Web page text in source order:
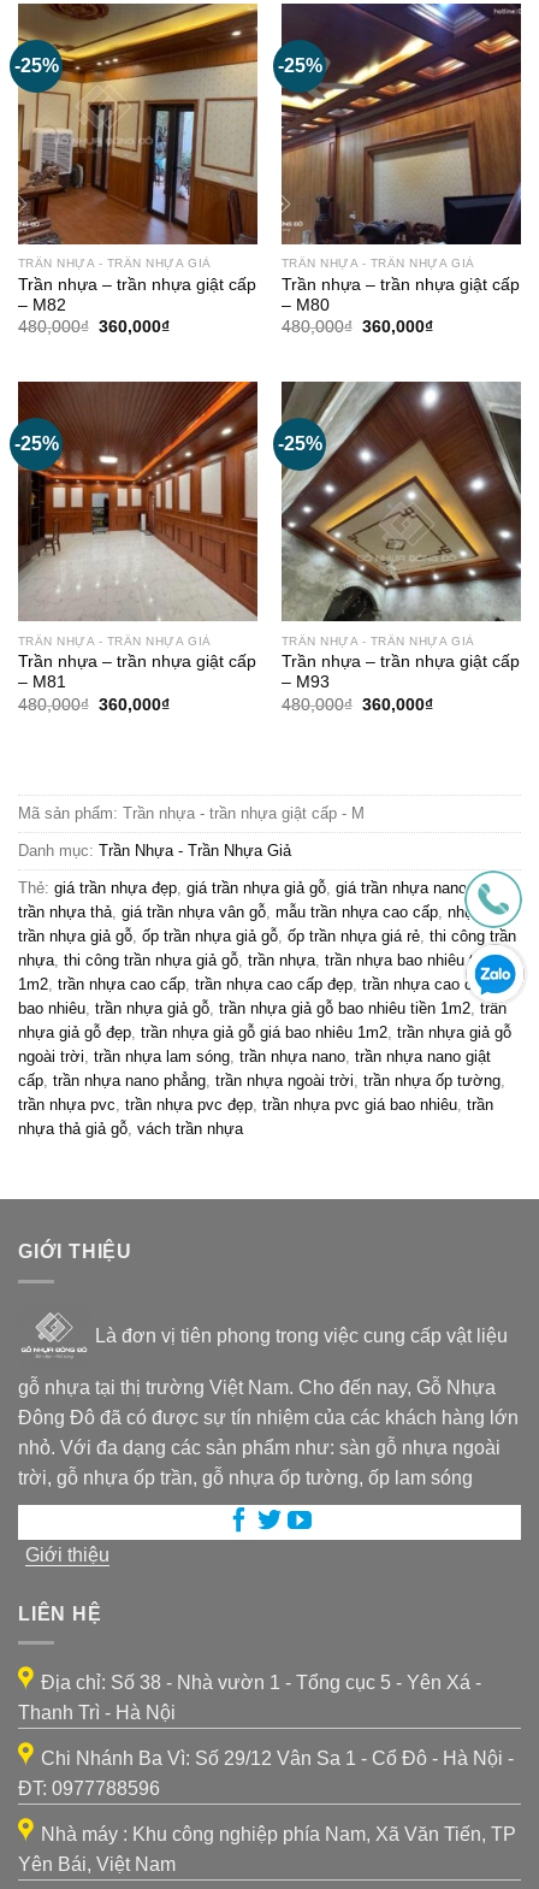
360,000₫.
-25%
TRẦN NHỰA - TRẦN NHỰA GIẢ
Trần nhựa – trần nhựa giật cấp
– M82
480,000₫ Giá
360,000₫Giá
360,000₫.
-25%
TRẦN NHỰA - TRẦN NHỰA GIẢ
Trần nhựa – trần nhựa giật cấp
– M80
480,000₫ Giá
360,000₫Giá
360,000₫.
-25%
TRẦN NHỰA - TRẦN NHỰA GIẢ
Trần nhựa – trần nhựa giật cấp
– M81
480,000₫ Giá
360,000₫Giá
-25%
TRẦN NHỰA - TRẦN NHỰA GIẢ
Trần nhựa – trần nhựa giật cấp
– M93
480,000₫ Giá
360,000₫Giá
Mã sản phẩm: Trần nhựa - trần nhựa giật cấp - M
Danh mục: Trần Nhựa - Trần Nhựa Giả
Thẻ: giá trần nhựa đẹp, giá trần nhựa giả gỗ, giá trần nhựa nano, giá
trần nhựa thả, giá trần nhựa vân gỗ, mẫu trần nhựa cao cấp, nhựa pvc
trần nhựa giả gỗ, ốp trần nhựa giả gỗ, ốp trần nhựa giá rẻ, thi công trần
nhựa, thi công trần nhựa giả gỗ, trần nhựa, trần nhựa bao nhiêu tiền
1m2, trần nhựa cao cấp, trần nhựa cao cấp đẹp, trần nhựa cao cấp giá
bao nhiêu, trần nhựa giả gỗ, trần nhựa giả gỗ bao nhiêu tiền 1m2, trần
nhựa giả gỗ đẹp, trần nhựa giả gỗ giá bao nhiêu 1m2, trần nhựa giả gỗ
ngoài trời, trần nhựa lam sóng, trần nhựa nano, trần nhựa nano giật
cấp, trần nhựa nano phẳng, trần nhựa ngoài trời, trần nhựa ốp tường,
trần nhựa pvc, trần nhựa pvc đẹp, trần nhựa pvc giá bao nhiêu, trần
nhựa thả giả gỗ, vách trần nhựa
GIỚI THIỆU
Là đơn vị tiên phong trong việc cung cấp vật liệu
gỗ nhựa tại thị trường Việt Nam. Cho đến nay, Gỗ Nhựa
Đông Đô đã có được sự tín nhiệm của các khách hàng lớn
nhỏ. Với đa dạng các sản phẩm như: sàn gỗ nhựa ngoài
trời, gỗ nhựa ốp trần, gỗ nhựa ốp tường, ốp lam sóng
Giới thiệu
LIÊN HỆ
Địa chỉ: Số 38 - Nhà vườn 1 - Tổng cục 5 - Yên Xá -
Thanh Trì - Hà Nội
Chi Nhánh Ba Vì: Số 29/12 Vân Sa 1 - Cổ Đô - Hà Nội -
ĐT: 0977788596
Nhà máy : Khu công nghiệp phía Nam, Xã Văn Tiến, TP
Yên Bái, Việt Nam